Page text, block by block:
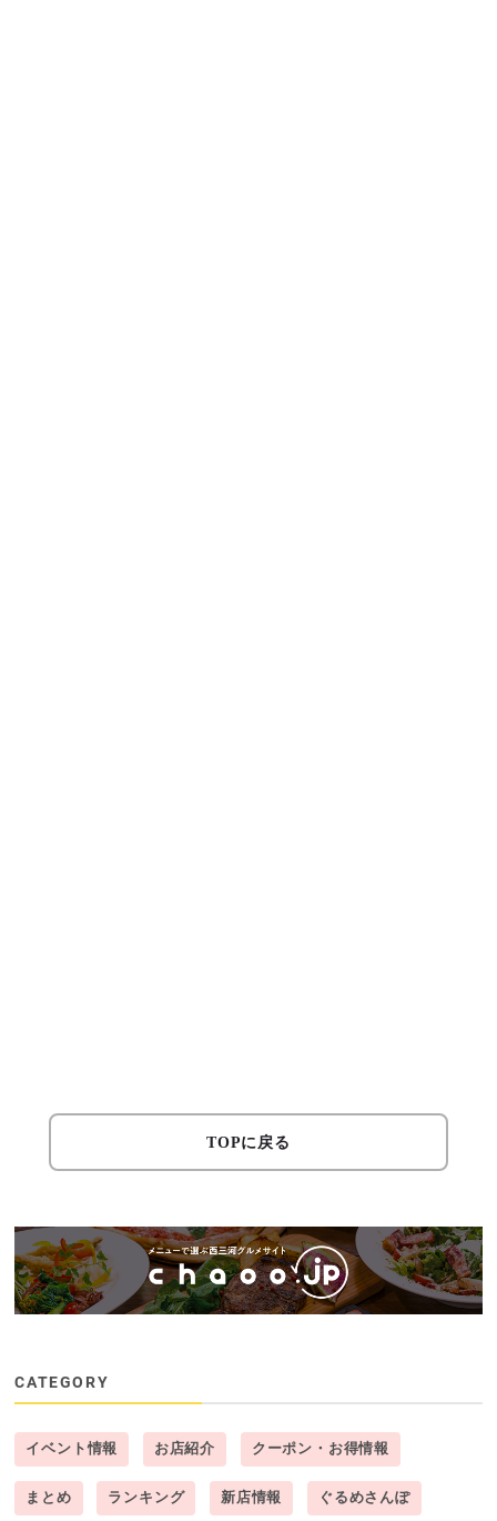
TOPに戻る
CATEGORY
イベント情報 お店紹介 クーポン・お得情報
まとめ ランキング 新店情報 ぐるめさんぽ